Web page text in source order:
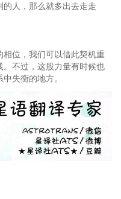
人，那么就多出去走走
位，我们可以借此契机重
不过，这股力量有时候也
失衡的地方。